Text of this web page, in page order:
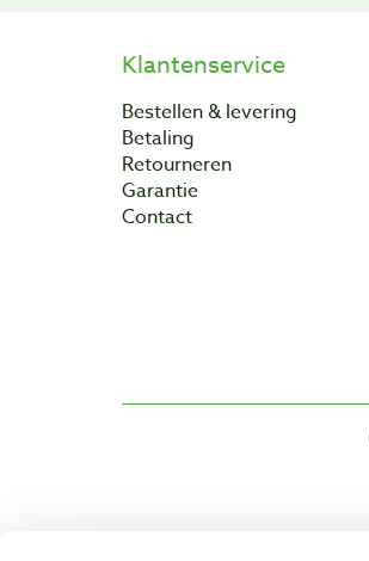
Klantenservice
Bestellen & levering
Betaling
Retourneren
Garantie
Contact